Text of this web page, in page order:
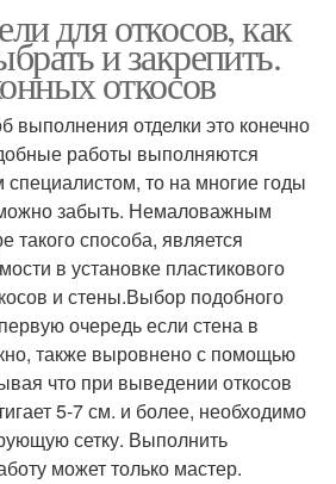
Откосы в минске
для откосов, как
и закрепить.
откосов
выполнения отделки это конечно
работы выполняются
то на многие годы
забыть. Немаловажным
способа, является
в установке пластикового
и стены.Выбор подобного
очередь если стена в
также выровнено с помощью
что при выведении откосов
5-7 см. и более, необходимо
сетку. Выполнить
может только мастер.